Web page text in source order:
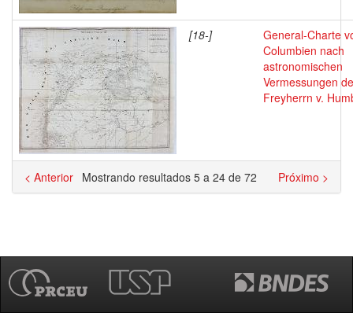
[18-]
General-Charte
Columbien nach
astronomischen
Vermessungen
Freyherrn v.
Mostrando resultados 5 a 24 de 72
< Anterior Próximo >